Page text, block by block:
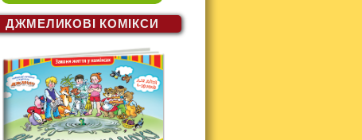
ДЖМЕЛИКОВІ КОМІКСИ